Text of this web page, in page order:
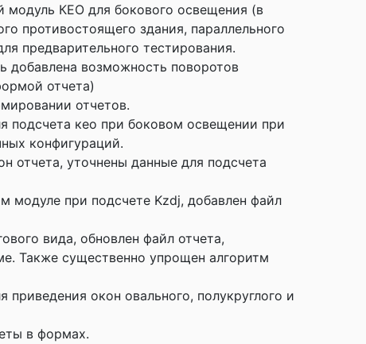
модуль КЕО для бокового освещения (в
противостоящего здания, параллельного
предварительного тестирования.
добавлена возможность поворотов
отчета)
отчетов.
подсчета кео при боковом освещении при
конфигураций.
отчета, уточнены данные для подсчета
модуле при подсчете Kzdj, добавлен файл
вида, обновлен файл отчета,
Также существенно упрощен алгоритм
окон овального, полукруглого и
в формах.